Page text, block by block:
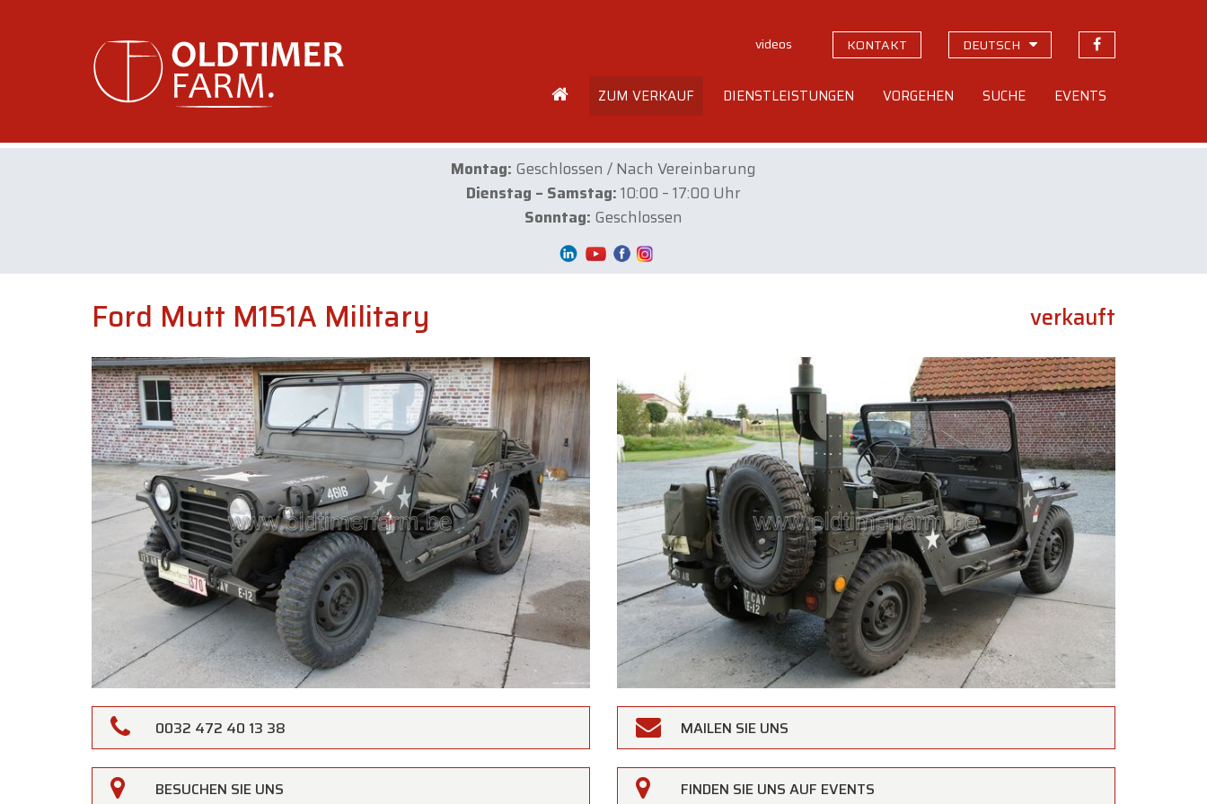
videos KONTAKT DEUTSCH
ZUM VERKAUF DIENSTLEISTUNGEN VORGEHEN SUCHE EVENTS
Montag: Geschlossen / Nach Vereinbarung
Dienstag – Samstag:10:00 – 17:00 Uhr
Sonntag: Geschlossen
Ford Mutt M151A Military verkauft
0032 472 40 13 38 MAILEN SIE UNS
BESUCHEN SIE UNS FINDEN SIE UNS AUF EVENTS
×